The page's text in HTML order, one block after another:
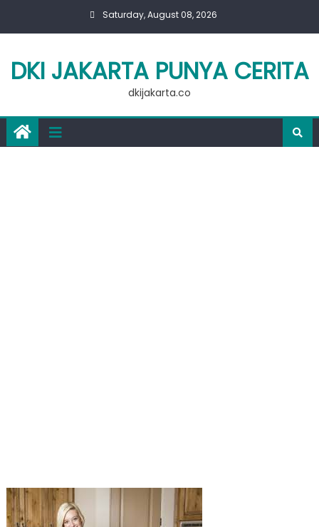
Saturday, August 08, 2026
DKI JAKARTA PUNYA CERITA
dkijakarta.co